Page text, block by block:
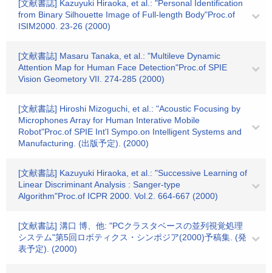
[文献書誌] Kazuyuki Hiraoka, et al.: "Personal Identification
from Binary Silhouette Image of Full-length Body"Proc.of
ISIM2000. 23-26 (2000)
[文献書誌] Masaru Tanaka, et al.: "Multileve Dynamic
Attention Map for Human Face Detection"Proc.of SPIE
Vision Geometory VII. 274-285 (2000)
[文献書誌] Hiroshi Mizoguchi, et al.: "Acoustic Focusing by
Microphones Array for Human Interative Mobile
Robot"Proc.of SPIE Int'l Sympo.on Intelligent Systems and
Manufacturing. (出版予定). (2000)
[文献書誌] Kazuyuki Hiraoka, et al.: "Successive Learning of
Linear Discriminant Analysis : Sanger-type
Algorithm"Proc.of ICPR 2000. Vol.2. 664-667 (2000)
[文献書誌] 溝口 博、他: "PCクラスタベースの並列視覚処理
システム"第5回ロボティクス・シンポジア(2000)予稿集. (発
表予定). (2000)